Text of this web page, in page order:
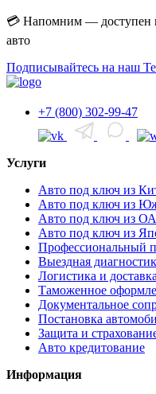
💳 Напомним — доступен
авто
Подписывайтесь на наш
+7 (800) 302-99-47
Услуги
Авто под ключ из
Авто под ключ из
Авто под ключ из
Авто под ключ из
Профессиональный
Выездная
Логистика и
Таможенное
Документальное
Постановка
Защита и
Авто кредитование
Информация